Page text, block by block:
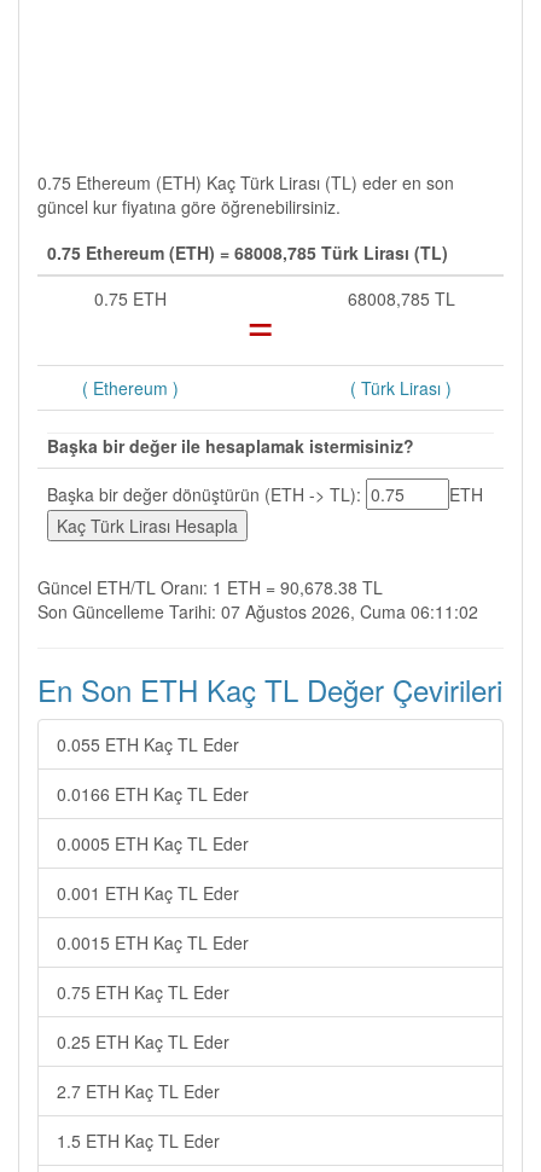
0.75 Ethereum (ETH) Kaç Türk Lirası (TL) eder en son
güncel kur fiyatına göre öğrenebilirsiniz.
0.75 Ethereum (ETH) = 68008,785 Türk Lirası (TL)
0.75 ETH
= 68008,785 TL
( Ethereum ) ( Türk Lirası )
Başka bir değer ile hesaplamak istermisiniz?
Başka bir değer dönüştürün (ETH -> TL):
ETH
Güncel ETH/TL Oranı: 1 ETH = 90,678.38 TL
Son Güncelleme Tarihi: 07 Ağustos 2026, Cuma 06:11:02
En Son ETH Kaç TL Değer Çevirileri
0.055 ETH Kaç TL Eder
0.0166 ETH Kaç TL Eder
0.0005 ETH Kaç TL Eder
0.001 ETH Kaç TL Eder
0.0015 ETH Kaç TL Eder
0.75 ETH Kaç TL Eder
0.25 ETH Kaç TL Eder
2.7 ETH Kaç TL Eder
1.5 ETH Kaç TL Eder